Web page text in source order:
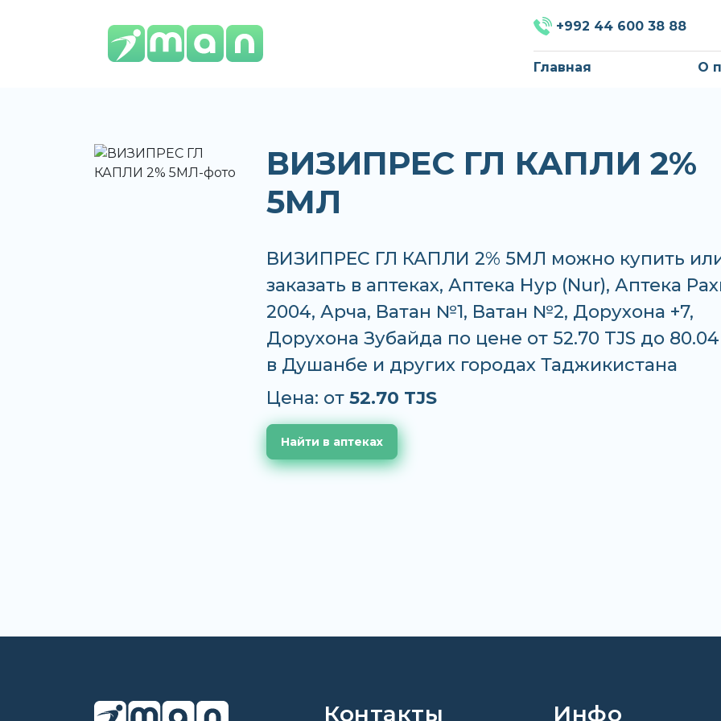
+992 44 600 38 88
Главная О
ВИЗИПРЕС ГЛ КАПЛИ 2%
5МЛ
ВИЗИПРЕС ГЛ КАПЛИ 2% 5МЛ можно купить
заказать в аптеках, Аптека Нур (Nur), Аптека
2004, Арча, Ватан №1, Ватан №2, Дорухона +7,
Дорухона Зубайда по цене от 52.70 TJS до 80.04
в Душанбе и других городах Таджикистана
Цена: от 52.70 TJS
Найти в аптеках
Контакты Инфо